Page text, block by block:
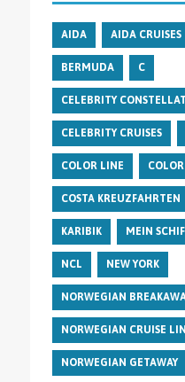
AIDA AIDA CRUISES
BERMUDA C
CELEBRITY
CELEBRITY CRUISES
COLOR LINE
COSTA KREUZFAHRTEN
KARIBIK MEIN
NCL NEW YORK
NORWEGIAN
NORWEGIAN CRUISE
NORWEGIAN GETAWAY